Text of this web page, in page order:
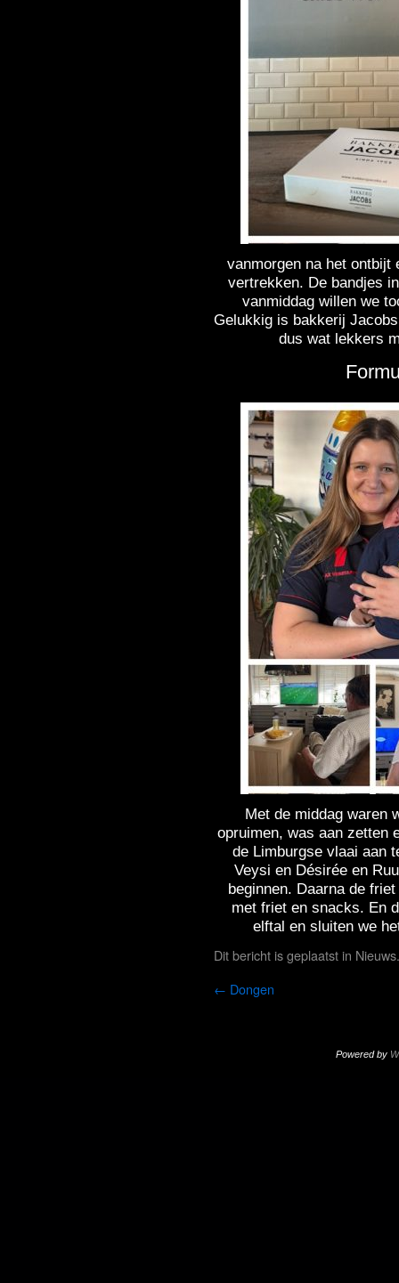
vanmorgen na het ontbijt
vertrekken. De bandjes
vanmiddag willen we
Gelukkig is bakkerij
dus wat lekkers
Met de middag waren
opruimen, was aan zetten
de Limburgse vlaai aan
Veysi en Désirée en
beginnen. Daarna de
met friet en snacks. En
elftal en sluiten we
Dit bericht is geplaatst in Nieuws
← Dongen
Powered by